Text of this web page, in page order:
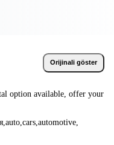
Orijinali göster
option available, offer your
auto cars automotive